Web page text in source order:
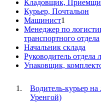
Кладовщик,
Курьер, Почтальон
Машинист1
Менеджер по
транспортного отдела
Начальник склада
Руководитель отдела
Упаковщик,
Водитель-курьер
Уренгой)